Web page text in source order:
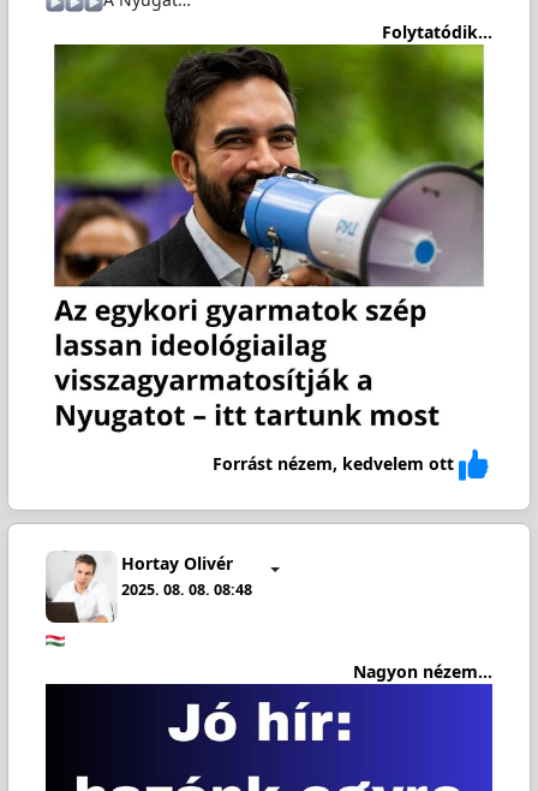
Folytatódik...
Forrást nézem, kedvelem ott
Hortay Olivér
2025. 08. 08. 08:48
Nagyon nézem...